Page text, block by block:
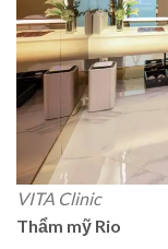
VITA Clinic
Thẩm mỹ Rio